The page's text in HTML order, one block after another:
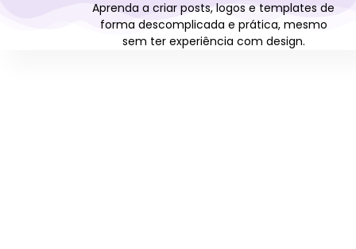
Aprenda a criar posts, logos e templates de
forma descomplicada e prática, mesmo
sem ter experiência com design.